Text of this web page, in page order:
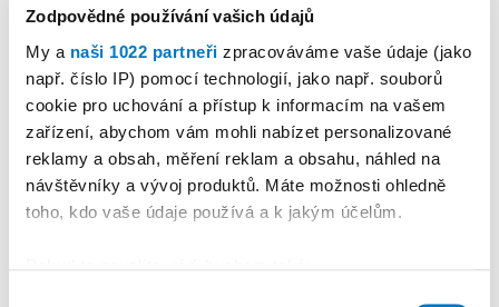
Zodpovědné používání vašich údajů
My a naši 1022 partneři zpracováváme vaše údaje (jako
např. číslo IP) pomocí technologií, jako např. souborů
cookie pro uchování a přístup k informacím na vašem
zařízení, abychom vám mohli nabízet personalizované
reklamy a obsah, měření reklam a obsahu, náhled na
návštěvníky a vývoj produktů. Máte možnosti ohledně
toho, kdo vaše údaje používá a k jakým účelům.
Kotrba sešívaným
profesionálem
ReklamaKoupit reklamu